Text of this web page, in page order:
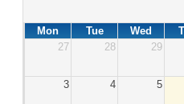
Mon Tue Wed
27
28 29
3 4 5